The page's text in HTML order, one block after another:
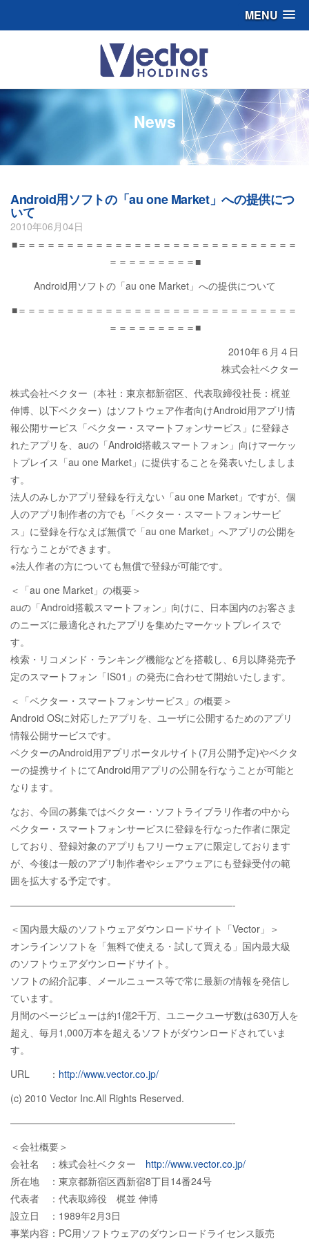
MENU
News
Android用ソフトの「au one Market」への提供につ
いて
2010年06月04日
■＝＝＝＝＝＝＝＝＝＝＝＝＝＝＝＝＝＝＝＝＝＝＝＝＝＝＝＝＝
＝＝＝＝＝＝＝＝＝■
Android用ソフトの「au one Market」への提供について
■＝＝＝＝＝＝＝＝＝＝＝＝＝＝＝＝＝＝＝＝＝＝＝＝＝＝＝＝＝
＝＝＝＝＝＝＝＝＝■
2010年６月４日
株式会社ベクター
株式会社ベクター（本社：東京都新宿区、代表取締役社長：梶並
伸博、以下ベクター）はソフトウェア作者向けAndroid用アプリ情
報公開サービス「ベクター・スマートフォンサービス」に登録さ
れたアプリを、auの「Android搭載スマートフォン」向けマーケッ
トプレイス「au one Market」に提供することを発表いたしましま
す。
法人のみしかアプリ登録を行えない「au one Market」ですが、個
人のアプリ制作者の方でも「ベクター・スマートフォンサービ
ス」に登録を行なえば無償で「au one Market」へアプリの公開を
行なうことができます。
※法人作者の方についても無償で登録が可能です。
＜「au one Market」の概要＞
auの「Android搭載スマートフォン」向けに、日本国内のお客さま
のニーズに最適化されたアプリを集めたマーケットプレイスで
す。
検索・リコメンド・ランキング機能などを搭載し、6月以降発売予
定のスマートフォン「IS01」の発売に合わせて開始いたします。
＜「ベクター・スマートフォンサービス」の概要＞
Android OSに対応したアプリを、ユーザに公開するためのアプリ
情報公開サービスです。
ベクターのAndroid用アプリポータルサイト(7月公開予定)やベクタ
ーの提携サイトにてAndroid用アプリの公開を行なうことが可能と
なります。
なお、今回の募集ではベクター・ソフトライブラリ作者の中から
ベクター・スマートフォンサービスに登録を行なった作者に限定
しており、登録対象のアプリもフリーウェアに限定しております
が、今後は一般のアプリ制作者やシェアウェアにも登録受付の範
囲を拡大する予定です。
———————————————————————-
＜国内最大級のソフトウェアダウンロードサイト「Vector」＞
オンラインソフトを「無料で使える・試して買える」国内最大級
のソフトウェアダウンロードサイト。
ソフトの紹介記事、メールニュース等で常に最新の情報を発信し
ています。
月間のページビューは約1億2千万、ユニークユーザ数は630万人を
超え、毎月1,000万本を超えるソフトがダウンロードされていま
す。
URL ： http://www.vector.co.jp/
(c) 2010 Vector Inc.All Rights Reserved.
———————————————————————-
＜会社概要＞
会社名 ：株式会社ベクター http://www.vector.co.jp/
所在地 ：東京都新宿区西新宿8丁目14番24号
代表者 ：代表取締役 梶並 伸博
設立日 ：1989年2月3日
事業内容：PC用ソフトウェアのダウンロードライセンス販売